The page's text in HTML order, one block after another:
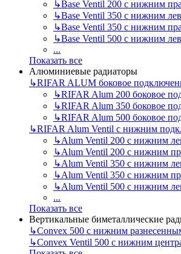
↳Base Ventil 200 с нижним
↳Base Ventil 350 с нижним
↳Base Ventil 350 с нижним
↳Base Ventil 500 с нижним
...
Показать все
Алюминиевые радиаторы
↳RIFAR ALUM боковое
↳RIFAR Alum 200 боковое
↳RIFAR Alum 350 боковое
↳RIFAR Alum 500 боковое
↳RIFAR Alum Ventil с нижним
↳Alum Ventil 200 с нижним
↳Alum Ventil 200 с нижним
↳Alum Ventil 350 с нижним
↳Alum Ventil 350 с нижним
↳Alum Ventil 500 с нижним
...
Показать все
Вертикальные биметаллические
↳Convex 500 с нижним
↳Convex Ventil 500 с нижним